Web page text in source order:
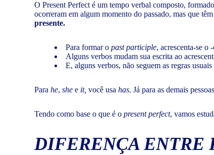
O Present Perfect é um tempo verbal composto,
ocorreram em algum momento do passado, mas que
presente.
Para formar o past participle, acrescenta-se o
Alguns verbos mudam sua escrita ao
E, alguns verbos, não seguem as regras
Para he, she e it, você usa has. Já para as demais
Tendo como base o que é o present perfect, vamos
DIFERENÇA ENTRE